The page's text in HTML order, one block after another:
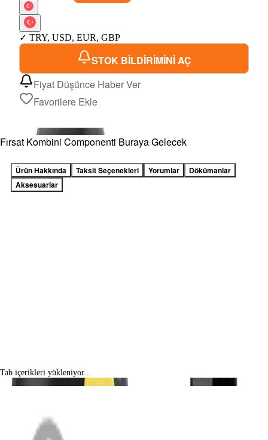
✓ TRY, USD, EUR, GBP
STOK BİLDİRİMİNİ AÇ
Fiyat Düşünce Haber Ver
Favorilere Ekle
Fırsat Kombini Componenti Buraya Gelecek
Ürün Hakkında Taksit Seçenekleri Yorumlar
Dökümanlar
Aksesuarlar
Tab içerikleri yükleniyor...
MENÜ